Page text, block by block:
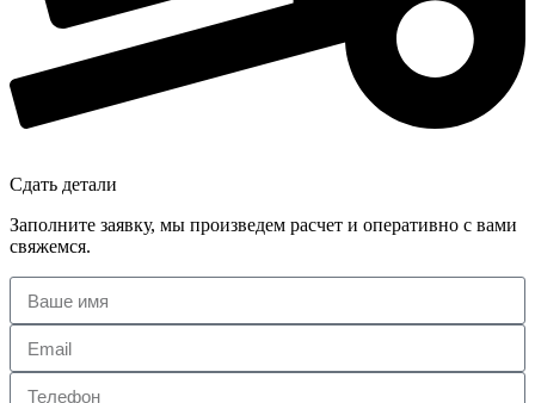
Сдать детали
Заполните заявку, мы произведем расчет и оперативно с вами
свяжемся.